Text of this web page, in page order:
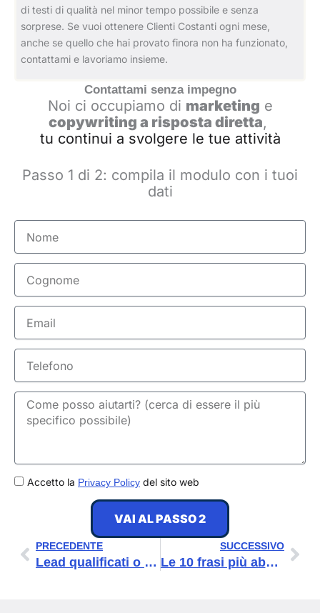
di testi di qualità nel minor tempo possibile e senza
sorprese. Se vuoi ottenere Clienti Costanti ogni mese,
anche se quello che hai provato finora non ha funzionato,
contattami e lavoriamo insieme.
Contattami senza impegno
Noi ci occupiamo di marketing e
copywriting a risposta diretta,
tu continui a svolgere le tue attività
Passo 1 di 2: compila il modulo con i tuoi
dati
Nome
Cognome
Email
Telefono
GDPRAccetto la Privacy Policy del sito web
VAI AL PASSO 2
Precedente
PRECEDENTE
Lead qualificati o lead a basso costo? Con il copywriting puoi avere entrambi
SUCCESSIVO
Le 10 frasi più abusate nel copywriting (e come sostituirle per vendere di più)